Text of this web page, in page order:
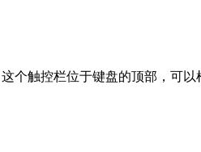
个触控栏位于键盘的顶部，可以